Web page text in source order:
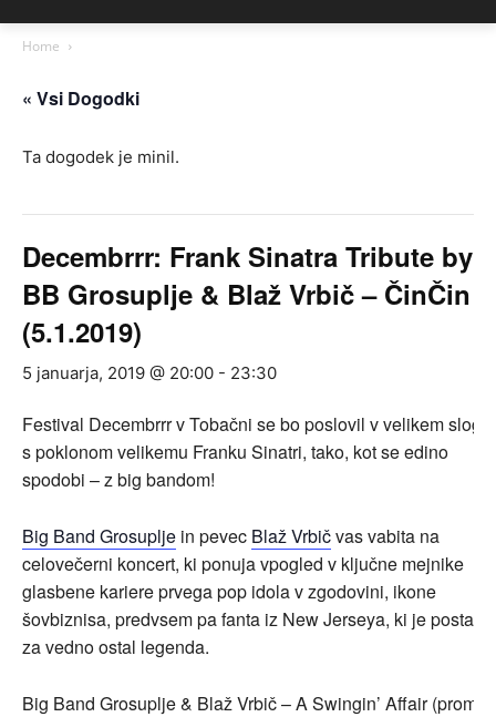
Home
« Vsi Dogodki
Ta dogodek je minil.
Decembrrr: Frank Sinatra Tribute by
BB Grosuplje & Blaž Vrbič – ČinČin
(5.1.2019)
5 januarja, 2019 @ 20:00 - 23:30
Festival Decembrrr v Tobačni se bo poslovil v velikem slogu
s poklonom velikemu Franku Sinatri, tako, kot se edino
spodobi – z big bandom!
Big Band Grosuplje in pevec Blaž Vrbičvas vabita na
celovečerni koncert, ki ponuja vpogled v ključne mejnike
glasbene kariere prvega pop idola v zgodovini, ikone
šovbiznisa, predvsem pa fanta iz New Jerseya, ki je postal in
za vedno ostal legenda.
Big Band Grosuplje & Blaž Vrbič – A Swingin’ Affair (promo)